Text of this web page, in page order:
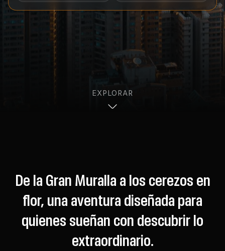
EXPLORAR
De la Gran Muralla a los cerezos en
flor, una aventura diseñada para
quienes sueñan con descubrir lo
extraordinario.